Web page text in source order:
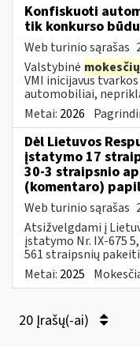
Konfiskuoti
tik konkurso būdu
Web turinio sąrašas
Valstybinė mokesčių
VMI inicijavus
automobiliai,
Metai: 2026
Dėl Lietuvos
įstatymo 17
30-3 straipsnio
(komentaro)
Web turinio sąrašas
Atsižvelgdami į
įstatymo Nr. IX-675 5,
561 straipsnių
Metai: 2025
20 Įrašų(-ai)